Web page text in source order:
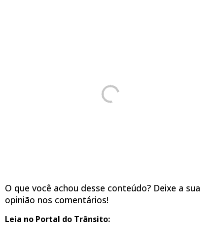
O que você achou desse conteúdo? Deixe a sua
opinião nos comentários!
Leia no Portal do Trânsito: